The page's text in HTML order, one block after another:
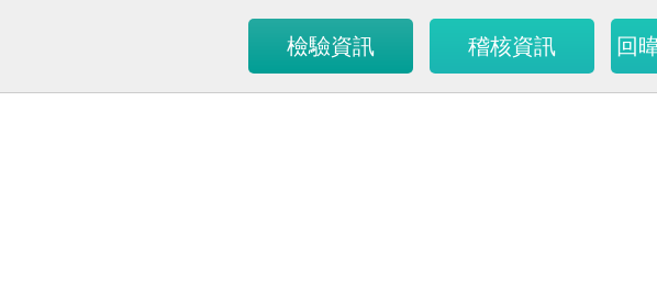
檢驗資訊 稽核資訊 回